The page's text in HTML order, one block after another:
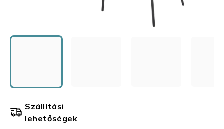
Szállítási
lehetőségek